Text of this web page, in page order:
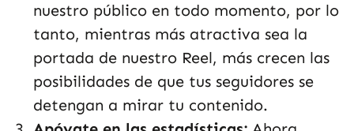
nuestro público en todo momento, por lo
tanto, mientras más atractiva sea la
portada de nuestro Reel, más crecen las
posibilidades de que tus seguidores se
detengan a mirar tu contenido.